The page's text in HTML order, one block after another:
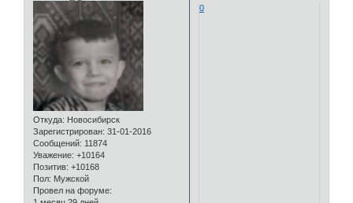
Откуда: Новосибирск
Зарегистрирован: 31-01-2016
Сообщений: 11874
Уважение: +10164
Позитив: +10168
Пол: Мужской
Провел на форуме:
0